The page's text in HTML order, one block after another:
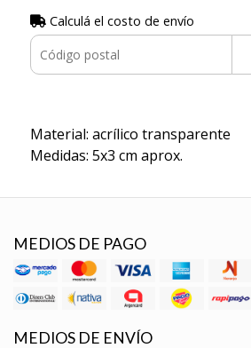
Calculá el costo de envío
Material: acrílico transparente
Medidas: 5x3 cm aprox.
MEDIOS DE PAGO
MEDIOS DE ENVÍO